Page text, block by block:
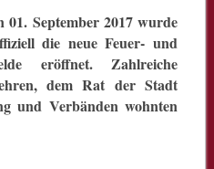
01. September 2017 wurde
die neue Feuer- und
eröffnet. Zahlreiche
dem Rat der Stadt
und Verbänden wohnten